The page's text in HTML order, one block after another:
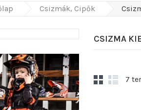
Csizmák, Cipők
CSIZMA
7